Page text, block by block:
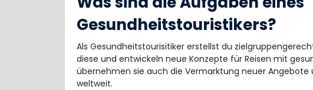
Gesundheitstouristikers?
Als Gesundheitstourisitiker erstellst du
diese und entwickeln neue Konzepte für Reisen mit
übernehmen sie auch die Vermarktung neuer Angebote
weltweit.